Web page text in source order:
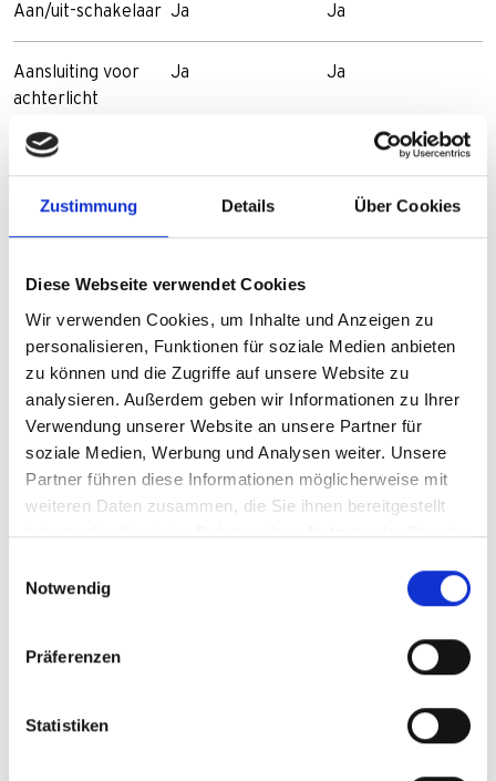
Zustimmung Details Über Cookies
Diese Webseite verwendet Cookies
Wir verwenden Cookies, um Inhalte und Anzeigen zu
personalisieren, Funktionen für soziale Medien anbieten
zu können und die Zugriffe auf unsere Website zu
analysieren. Außerdem geben wir Informationen zu Ihrer
Verwendung unserer Website an unsere Partner für
soziale Medien, Werbung und Analysen weiter. Unsere
Partner führen diese Informationen möglicherweise mit
weiteren Daten zusammen, die Sie ihnen bereitgestellt
haben oder die sie im Rahmen Ihrer Nutzung der Dienste
Notwendig
Präferenzen
Statistiken
Aan/uit-schakelaar Ja Ja
Aansluiting voor
achterlicht
Ja Ja
Spanningsbereik
Vermogensopname
Beugel
Roestvrijstalen
vorkmontage
Stuur montage Ja Ja
Vork montage Ja Ja
Product gewicht in 75 75
4006021014718